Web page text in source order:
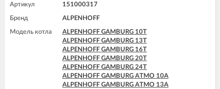
Артикул 151000317
Бренд ALPENHOFF
Модель котла
ALPENHOFF GAMBURG 10T
ALPENHOFF GAMBURG 13T
ALPENHOFF GAMBURG 16T
ALPENHOFF GAMBURG 20T
ALPENHOFF GAMBURG 24T
ALPENHOFF GAMBURG ATMO 10A
ALPENHOFF GAMBURG ATMO 13A